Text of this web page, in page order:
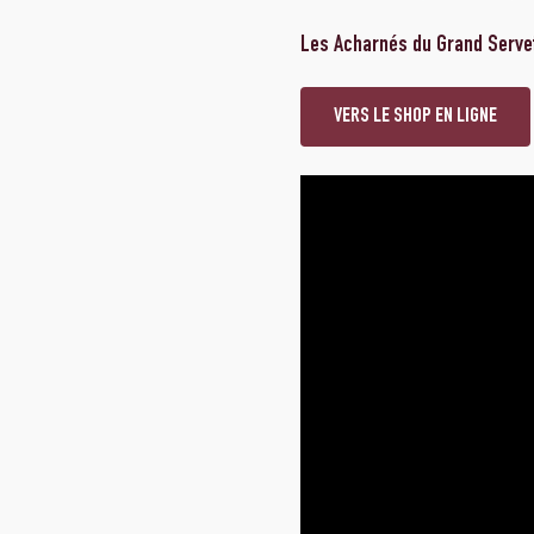
Les Acharnés du Grand
VERS LE SHOP EN LIGNE